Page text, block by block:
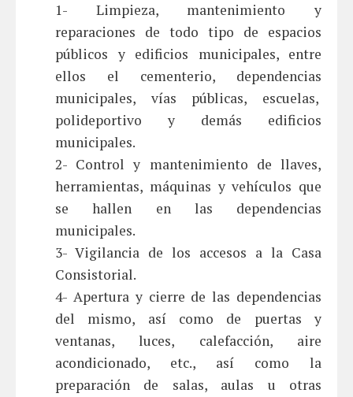
1- Limpieza, mantenimiento y
reparaciones de todo tipo de espacios
públicos y edificios municipales, entre
ellos el cementerio, dependencias
municipales, vías públicas, escuelas,
polideportivo y demás edificios
municipales.
2- Control y mantenimiento de llaves,
herramientas, máquinas y vehículos que
se hallen en las dependencias
municipales.
3- Vigilancia de los accesos a la Casa
Consistorial.
4- Apertura y cierre de las dependencias
del mismo, así como de puertas y
ventanas, luces, calefacción, aire
acondicionado, etc., así como la
preparación de salas, aulas u otras